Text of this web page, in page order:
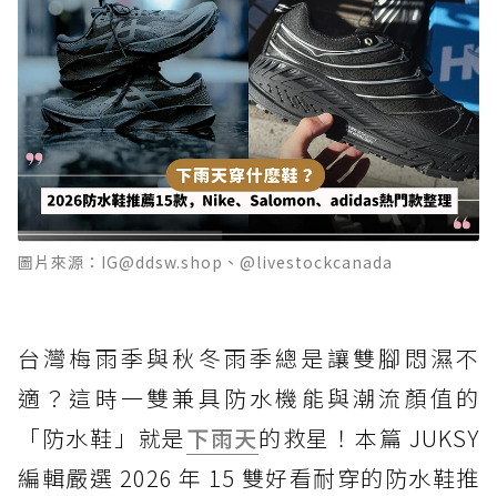
圖片來源：IG@ddsw.shop、@livestockcanada
台灣梅雨季與秋冬雨季總是讓雙腳悶濕不
適？這時一雙兼具防水機能與潮流顏值的
「防水鞋」就是下雨天的救星！本篇 JUKSY
編輯嚴選 2026 年 15 雙好看耐穿的防水鞋推